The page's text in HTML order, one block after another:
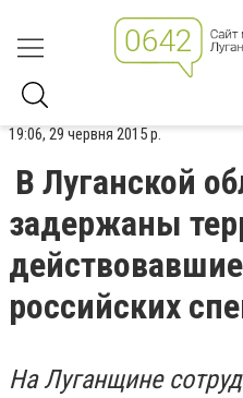
19:06, 29 червня 2015 р.
В Луганской
задержаны
российских
На Луганщине